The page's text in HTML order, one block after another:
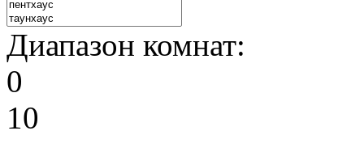
Диапазон комнат:
0
10